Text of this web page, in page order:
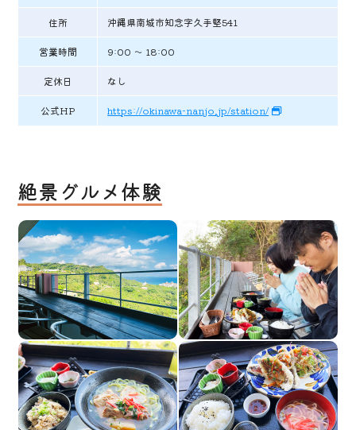
住所 沖縄県南城市知念字久手堅541
営業時間 9:00 ～ 18:00
定休日 なし
公式HP https://okinawa-nanjo.jp/station/
絶景グルメ体験